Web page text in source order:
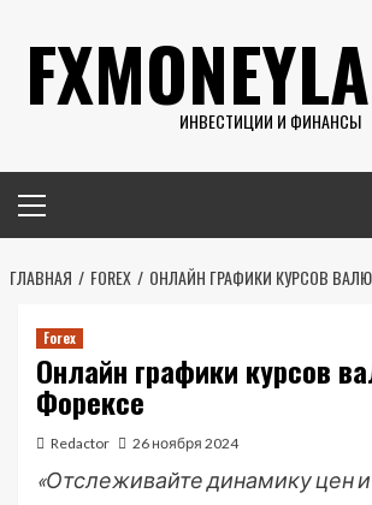
содержимому
ИНВЕСТИЦИИ И ФИНАНСЫ
меню
ГЛАВНАЯ FOREX ОНЛАЙН ГРАФИКИ КУРСОВ
Forex
Онлайн графики курсов
Форексе
Redactor 26 ноября 2024
«Отслеживайте динамику цен